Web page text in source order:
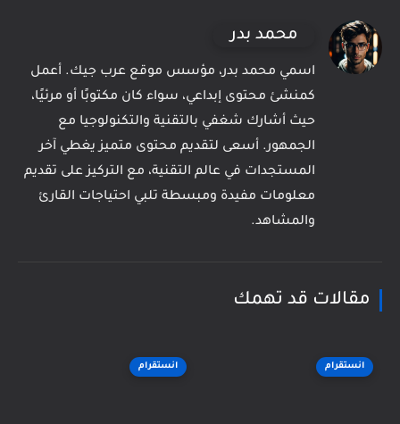
محمد بدر
اسمي محمد بدر، مؤسس موقع عرب جيك. أعمل
كمنشئ محتوى إبداعي، سواء كان مكتوبًا أو مرئيًا،
حيث أشارك شغفي بالتقنية والتكنولوجيا مع
الجمهور. أسعى لتقديم محتوى متميز يغطي آخر
المستجدات في عالم التقنية، مع التركيز على تقديم
معلومات مفيدة ومبسطة تلبي احتياجات القارئ
والمشاهد.
مقالات قد تهمك
انستقرام انستقرام